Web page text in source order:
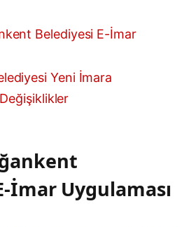
Belediyesi E-İmar
Yeni İmara
İmar Uygulaması